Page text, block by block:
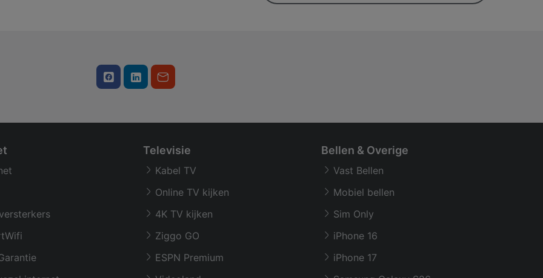
Televisie
Kabel TV
Online TV kijken
4K TV kijken
Ziggo GO
ESPN Premium
Bellen & Overige
Vast Bellen
Mobiel bellen
Sim Only
iPhone 16
iPhone 17